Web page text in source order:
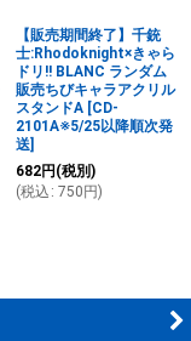
【販売期間終了】千銃
士:Rhodoknight×きゃら
ドリ!! BLANC ランダム
販売ちびキャラアクリル
スタンドA [CD-
2101A※5/25以降順次発
送]
682円 (税別)
(税込 : 750 円)